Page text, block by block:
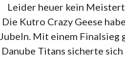
Leider heuer kein
Die Kutro Crazy Geese
Jubeln. Mit einem Finalsieg
Danube Titans sicherte sich